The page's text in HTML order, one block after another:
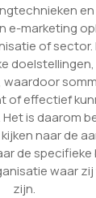
e-marketing
of sector.
of effectief
is daarom
naar de
de
waar
zijn.